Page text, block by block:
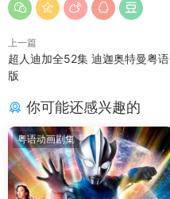
上一篇
超人迪加全52集 迪迦奥特曼粤语
版
你可能还感兴趣的
粤语动画剧集